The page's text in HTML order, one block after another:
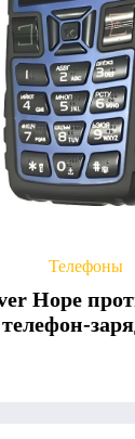
Телефоны
Hope
телефон-